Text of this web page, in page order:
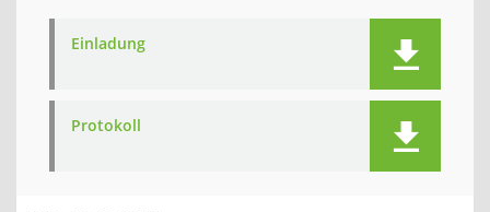
Einladung
Protokoll